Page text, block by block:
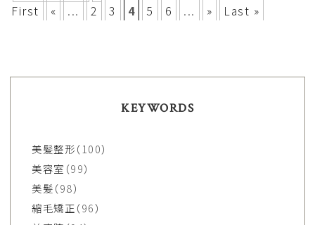
First
« ... 2 3 4 5 6 ... » Last »
KEYWORDS
美髪整形（100）
美容室 （99）
美髪（98）
縮毛矯正（96）